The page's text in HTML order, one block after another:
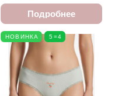
Подробнее
НОВИНКА 5=4